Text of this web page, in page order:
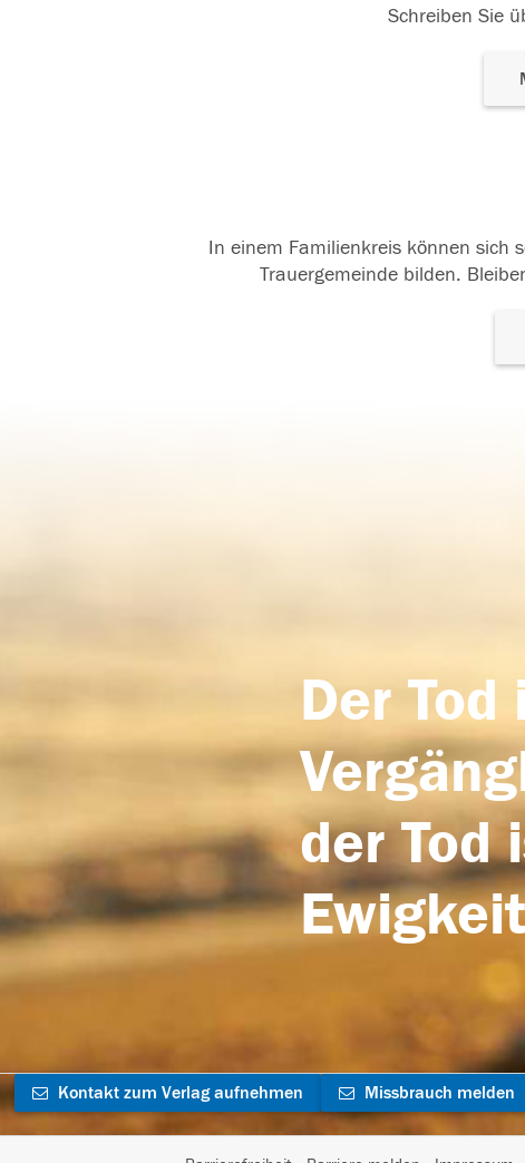
Schreiben Sie
In einem Familienkreis können sich
Trauergemeinde bilden.
Der
der Tod
Kontakt zum Verlag aufnehmen Missbrauch melden